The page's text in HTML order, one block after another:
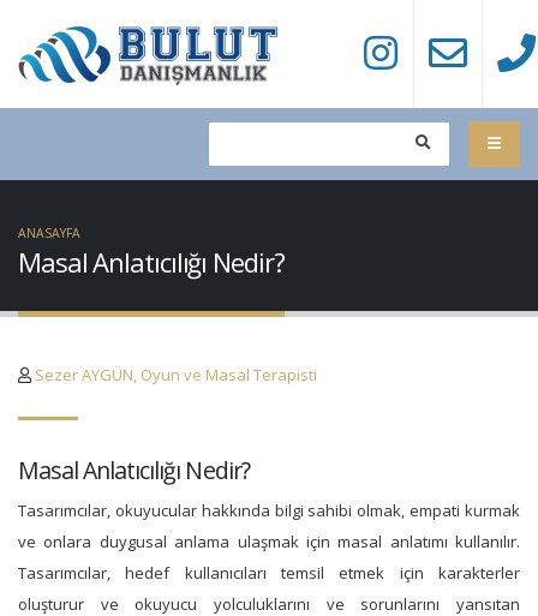
Masal Anlatıcılığı Nedir?
ANASAYFA
Sezer AYGÜN, Oyun ve Masal Terapisti
Masal Anlatıcılığı Nedir?
Tasarımcılar, okuyucular hakkında bilgi sahibi olmak, empati kurmak
ve onlara duygusal anlama ulaşmak için masal anlatımı kullanılır.
Tasarımcılar, hedef kullanıcıları temsil etmek için karakterler
oluşturur ve okuyucu yolculuklarını ve sorunlarını yansıtan